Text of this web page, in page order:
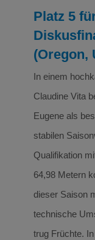
Platz 5
(Oregon,
In einem
Claudine Vita
Eugene als
stabilen
Qualifikation
64,98 Metern
dieser Saison
technische
trug Früchte.